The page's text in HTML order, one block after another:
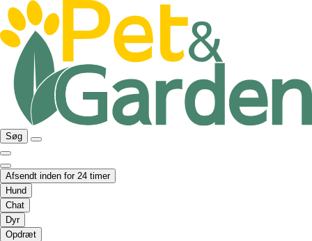
Søg
Afsendt inden for 24 timer
Hund
Chat
Dyr
Opdræt